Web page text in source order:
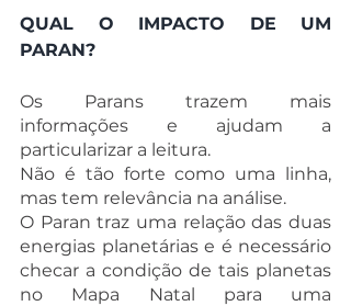
QUAL O IMPACTO DE UM
PARAN?
Os Parans trazem mais
informações e ajudam a
particularizar a leitura.
Não é tão forte como uma linha,
mas tem relevância na análise.
O Paran traz uma relação das duas
energias planetárias e é necessário
checar a condição de tais planetas
no Mapa Natal para uma